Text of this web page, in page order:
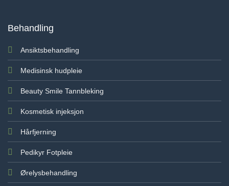
Behandling
Ansiktsbehandling
Medisinsk hudpleie
Beauty Smile Tannbleking
Kosmetisk injeksjon
Hårfjerning
Pedikyr Fotpleie
Ørelysbehandling